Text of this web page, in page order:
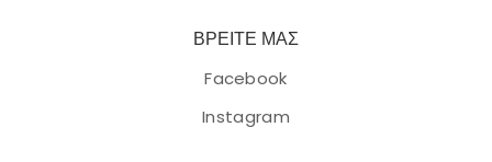
ΒΡΕΙΤΕ ΜΑΣ
Facebook
Instagram